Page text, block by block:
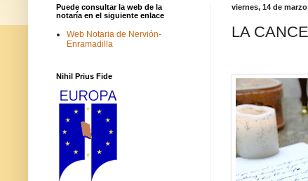
viernes, 14 de
LA
Puede consultar la web de la
notaría en el siguiente enlace
Web Notaria de Nervión-
Enramadilla
Nihil Prius Fide